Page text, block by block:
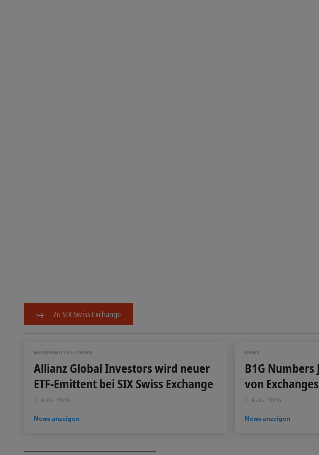
Zu SIX Swiss Exchange
MEDIENMITTEILUNGEN
Allianz Global Investors wird neuer
ETF-Emittent bei SIX Swiss Exchange
7. AUG. 2026
News anzeigen
NEWS
B1G Numbers
von Exchanges
4. AUG. 2026
News anzeigen